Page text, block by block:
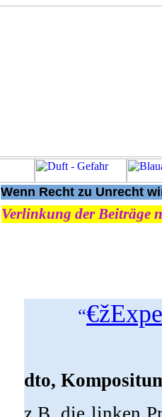
Wenn Recht zu Unrecht
Verlinkung der Beiträge
“
dto,